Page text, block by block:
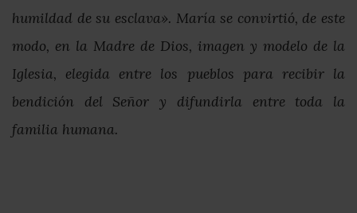
humildad de su esclava». María se convirtió, de este
modo, en la Madre de Dios, imagen y modelo de la
Iglesia, elegida entre los pueblos para recibir la
bendición del Señor y difundirla entre toda la
familia humana.